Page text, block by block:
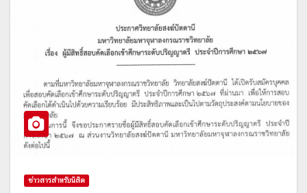
ข่าวสารสำหรับนิสิต